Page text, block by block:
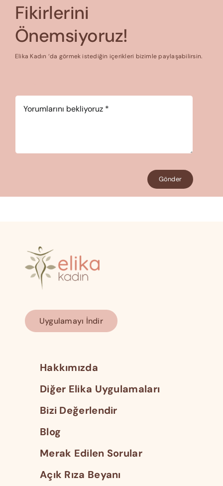
Fikirlerini
Önemsiyoruz!
Elika Kadın ‘da görmek istediğin içerikleri bizimle paylaşabilirsin.
Gönder
Uygulamayı İndir
Hakkımızda
Diğer Elika Uygulamaları
Bizi Değerlendir
Blog
Merak Edilen Sorular
Açık Rıza Beyanı